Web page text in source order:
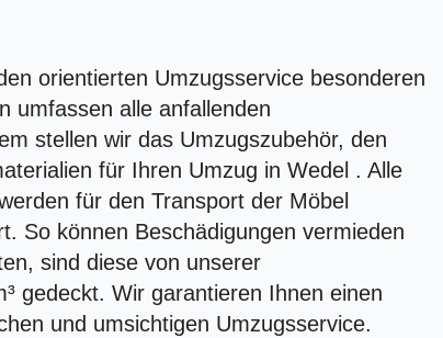
orientierten Umzugsservice besonderen
umfassen alle anfallenden
stellen wir das Umzugszubehör, den
für Ihren Umzug in Wedel . Alle
für den Transport der Möbel
So können Beschädigungen vermieden
sind diese von unserer
gedeckt. Wir garantieren Ihnen einen
und umsichtigen Umzugsservice.